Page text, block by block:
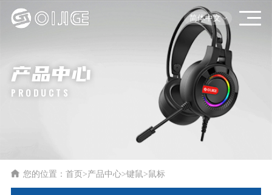
简体中文
产品中心
PRODUCTS
您的位置：首页>产品中心>键鼠>鼠标